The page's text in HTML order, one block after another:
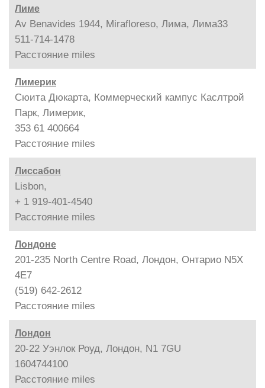
Лиме
Av Benavides 1944, Mirafloreso, Лима, Лима33
511-714-1478
Расстояние miles
Лимерик
Сюита Дюкарта, Коммерческий кампус Каслтрой
Парк, Лимерик,
353 61 400664
Расстояние miles
Лиссабон
Lisbon,
+ 1 919-401-4540
Расстояние miles
Лондоне
201-235 North Centre Road, Лондон, Онтарио N5X
4E7
(519) 642-2612
Расстояние miles
Лондон
20-22 Уэнлок Роуд, Лондон, N1 7GU
1604744100
Расстояние miles